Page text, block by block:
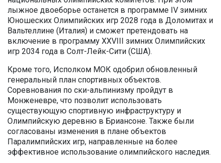
лыжное двоеборье останется в программе IV зимних
Юношеских Олимпийских игр 2028 года в Доломитах и
Вальтеллине (Италия) и сможет претендовать на
включение в программу XXVIII зимних Олимпийских
игр 2034 года в Солт-Лейк-Сити (США).
Кроме того, Исполком МОК одобрил обновленный
генеральный план спортивных объектов.
Соревнования по ски-альпинизму пройдут в
Монженевре, что позволит использовать
существующую спортивную инфраструктуру и
Олимпийскую деревню в Бриансоне. Также были
согласованы изменения в плане объектов
Паралимпийских игр, направленные на более
эффективное использование олимпийского наследия.